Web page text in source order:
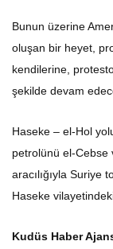
Bunun üzerine
oluşan bir heyet,
kendilerine,
şekilde devam
Haseke – el-Hol
petrolünü el-Cebse
aracılığıyla Suriye
Haseke
Kudüs Haber